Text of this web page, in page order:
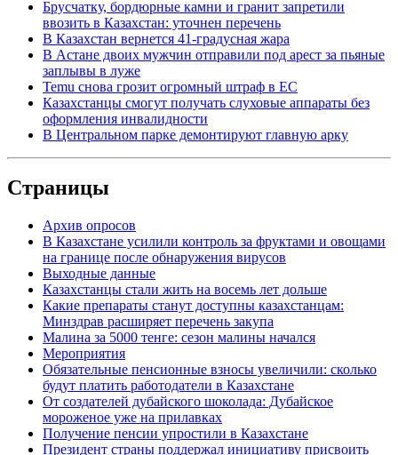
Брусчатку, бордюрные камни и гранит запретили
ввозить в Казахстан: уточнен перечень
В Казахстан вернется 41-градусная жара
В Астане двоих мужчин отправили под арест за пьяные
заплывы в луже
Temu снова грозит огромный штраф в ЕС
Казахстанцы смогут получать слуховые аппараты без
оформления инвалидности
В Центральном парке демонтируют главную арку
Страницы
Архив опросов
В Казахстане усилили контроль за фруктами и овощами
на границе после обнаружения вирусов
Выходные данные
Казахстанцы стали жить на восемь лет дольше
Какие препараты станут доступны казахстанцам:
Минздрав расширяет перечень закупа
Малина за 5000 тенге: сезон малины начался
Мероприятия
Обязательные пенсионные взносы увеличили: сколько
будут платить работодатели в Казахстане
От создателей дубайского шоколада: Дубайское
мороженое уже на прилавках
Получение пенсии упростили в Казахстане
Президент страны поддержал инициативу присвоить